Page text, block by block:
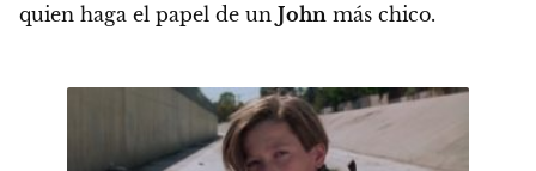
quien haga el papel de un John más chico.